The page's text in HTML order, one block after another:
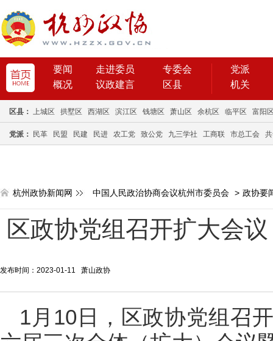
要闻 走进委员
专委会
概况
议政建言 区县
党派
机关
区县： 上城区 拱墅区 西湖区 滨江区 钱塘区 萧山区 余杭区 临平区 富阳
党派： 民革 民盟 民建 民进 农工党 致公党 九三学社 工商联 市总工会
杭州政协新闻网 中国人民政治协商会议杭州市委员会 > 政协要
区政协党组召开扩大会
发布时间：2023-01-11 萧山政协
1月10日，区政协党组召